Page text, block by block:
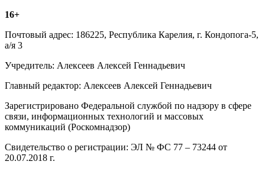
16+
Почтовый адрес: 186225, Республика Карелия, г. Кондопога-5,
а/я 3
Учредитель: Алексеев Алексей Геннадьевич
Главный редактор: Алексеев Алексей Геннадьевич
Зарегистрировано Федеральной службой по надзору в сфере
связи, информационных технологий и массовых
коммуникаций (Роскомнадзор)
Свидетельство о регистрации: ЭЛ № ФС 77 – 73244 от
20.07.2018 г.